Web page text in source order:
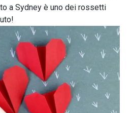
a Sydney è uno dei rossetti